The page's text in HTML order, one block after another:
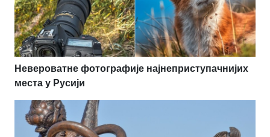
Невероватне фотографије најнеприступачнијих
места у Русији